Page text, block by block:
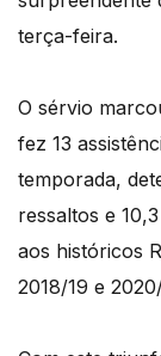
terça-feira.
O sérvio
fez 13
temporada,
ressaltos e
aos históricos
2018/19 e